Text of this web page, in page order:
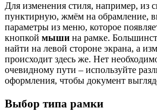
Для изменения стиля, например, из
пунктирную, жмём на обрамление,
параметры из меню, которое
кнопкой мыши на рамке.
найти на левой стороне экрана, а
происходит здесь же. Нет
очевидному пути – используйте
оформления, чтобы документ
Выбор типа рамки